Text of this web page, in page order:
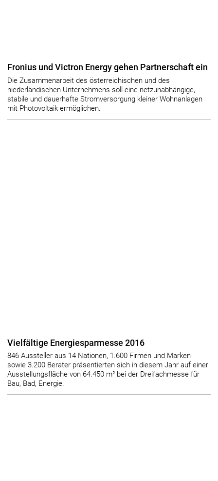
Fronius und Victron Energy gehen Partnerschaft ein
Die Zusammenarbeit des österreichischen und des
niederländischen Unternehmens soll eine netzunabhängige,
stabile und dauerhafte Stromversorgung kleiner Wohnanlagen
mit Photovoltaik ermöglichen.
Vielfältige Energiesparmesse 2016
846 Aussteller aus 14 Nationen, 1.600 Firmen und Marken
sowie 3.200 Berater präsentierten sich in diesem Jahr auf einer
Ausstellungsfläche von 64.450 m² bei der Dreifachmesse für
Bau, Bad, Energie.